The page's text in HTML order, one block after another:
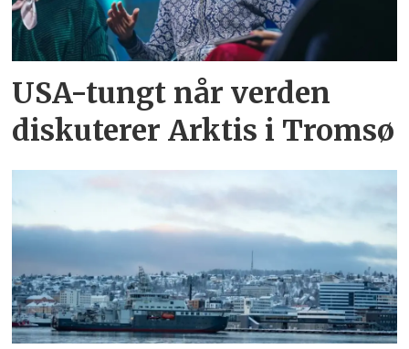
USA-tungt når verden
diskuterer Arktis i Tromsø